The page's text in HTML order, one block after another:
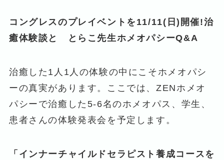
コングレスのプレイベントを11/11(日)開催!治
癒体験談と とらこ先生ホメオパシーQ&A
治癒した1人1人の体験の中にこそホメオパシ
ーの真実があります。ここでは、ZENホメオ
パシーで治癒した5-6名のホメオパス、学生、
患者さんの体験発表会を予定します。
「インナーチャイルドセラピスト養成コースを